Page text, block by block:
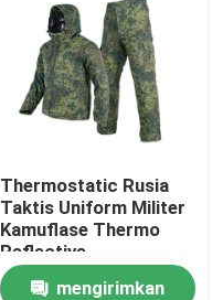
Thermostatic Rusia
Taktis Uniform Militer
Kamuflase Thermo
Reflective
mengirimkan